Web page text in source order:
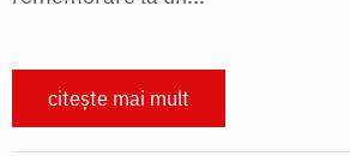
citește mai mult